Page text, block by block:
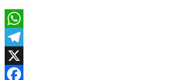
WhatsApp
Telegram
X